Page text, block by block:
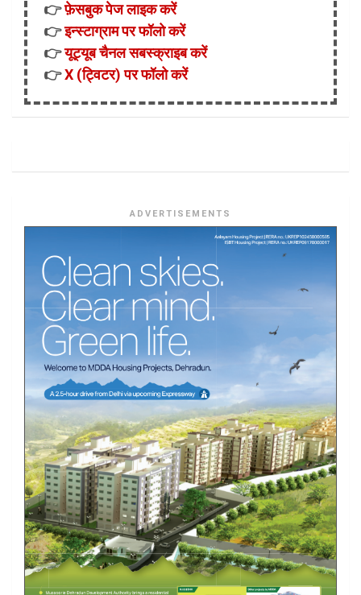
👉फ़ेसबुक पेज लाइक करें
👉इन्स्टाग्राम पर फॉलो करें
👉यूट्यूब चैनल सबस्क्राइब करें
👉X (ट्विटर) पर फॉलो करें
ADVERTISEMENTS